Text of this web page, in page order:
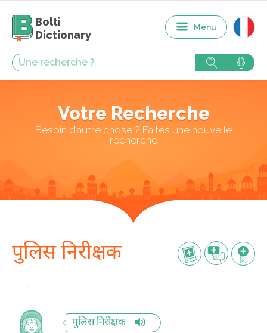
Bolti
Dictionary
Menu
Votre Recherche
Besoin d’autre chose ? Faites une nouvelle
recherche
पुलिस निरीक्षक
पुलिस निरीक्षक